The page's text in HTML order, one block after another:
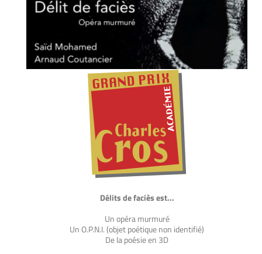
Délits de faciès est...
Un opéra murmuré
Un O.P.N.I. (objet poétique non identifié)
De la poésie en 3D